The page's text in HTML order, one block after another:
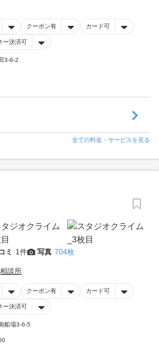
クーポン有 カード可
ー決済可
3-6-2
全ての料金・サービスを見る
ミ 1件 写真 704枚
談所
クーポン有 カード可
ー決済可
船場3-6-5